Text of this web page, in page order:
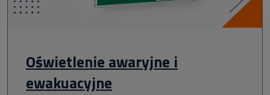
Oświetlenie awaryjne i
ewakuacyjne